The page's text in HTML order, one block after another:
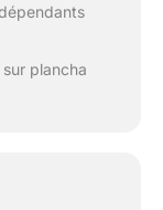
plancha